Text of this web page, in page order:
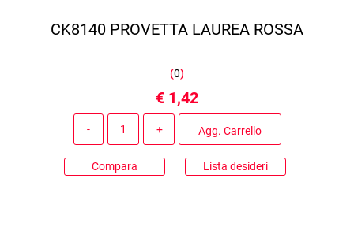
CK8140 PROVETTA LAUREA ROSSA
(0)
€ 1,42
Agg. Carrello
Compara Lista desideri